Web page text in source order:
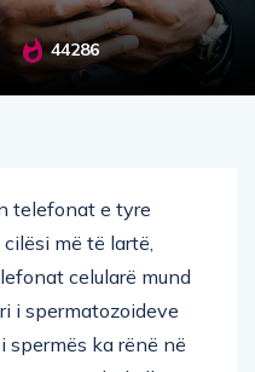
44286
më të lartë,
celularë mund
i spermatozoideve
ka rënë në
së shekullit të